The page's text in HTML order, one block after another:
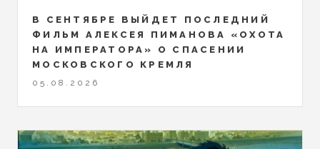
В СЕНТЯБРЕ ВЫЙДЕТ ПОСЛЕДНИЙ
ФИЛЬМ АЛЕКСЕЯ ПИМАНОВА «ОХОТА
НА ИМПЕРАТОРА» О СПАСЕНИИ
МОСКОВСКОГО КРЕМЛЯ
05.08.2026